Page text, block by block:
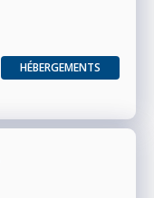
HÉBERGEMENTS